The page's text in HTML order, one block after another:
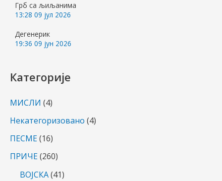
Грб са љиљанима
13:28 09 јул 2026
Дегенерик
19:36 09 јун 2026
Категорије
МИСЛИ (4)
Некатегоризовано (4)
ПЕСМЕ(16)
ПРИЧЕ(260)
ВОЈСКА(41)